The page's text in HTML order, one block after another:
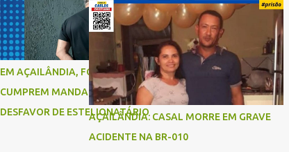
EM AÇAILÂNDIA, FORÇAS DE SEGURANÇA
CUMPREM MANDADO DE PRISÃO EM
DESFAVOR DE ESTELIONATÁRIO
quem tem uma filha. Segundo Karine,
durante todo o dia anterior, o suspeito
enviou mensagens insistindo para reatar o
relacionamento, mas ela deixou claro que
não queria. Naquela noite, a vítima recebeu
o convite de um amigo para ir a uma festa.
Ao chegar ao local, percebeu que o ex
também estava presente, mas permaneceu
tranquila durante todo o evento. O ataque
AÇAILÂNDIA: CASAL MORRE EM GRAVE
ACIDENTE NA BR-010